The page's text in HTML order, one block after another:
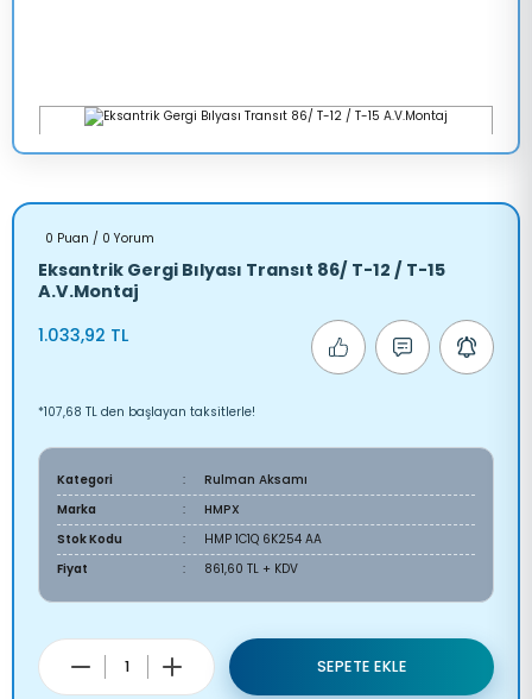
0 Puan / 0 Yorum
Eksantrik Gergi Bılyası Transıt 86/ T-12 / T-15
A.V.Montaj
1.033,92 TL
*107,68 TL den başlayan taksitlerle!
Kategori
Rulman Aksamı
Marka
HMPX
Stok Kodu
HMP 1C1Q 6K254 AA
Fiyat
861,60 TL + KDV
SEPETE EKLE